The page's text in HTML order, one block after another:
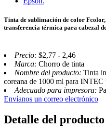
Tinta de sublimación de color
transferencia térmica para cabezal
Precio: $2,77 - 2,46
Marca: Chorro de tinta
Nombre del producto: Tinta
coreana de 1000 ml para INTEC
Adecuado para impresora:
Envíanos un correo electrónico
Detalle del producto